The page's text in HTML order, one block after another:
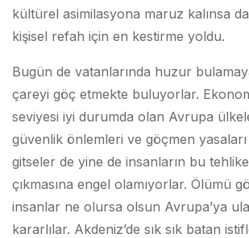
kültürel asimilasyona maruz kalınsa da
kişisel refah için en kestirme yoldu.
Bugün de vatanlarında huzur
çareyi göç etmekte buluyorlar.
seviyesi iyi durumda olan Avrupa
güvenlik önlemleri ve göçmen yasaları
gitseler de yine de insanların bu
çıkmasına engel olamıyorlar. Ölümü
insanlar ne olursa olsun Avrupa’ya
kararlılar. Akdeniz’de sık sık batan